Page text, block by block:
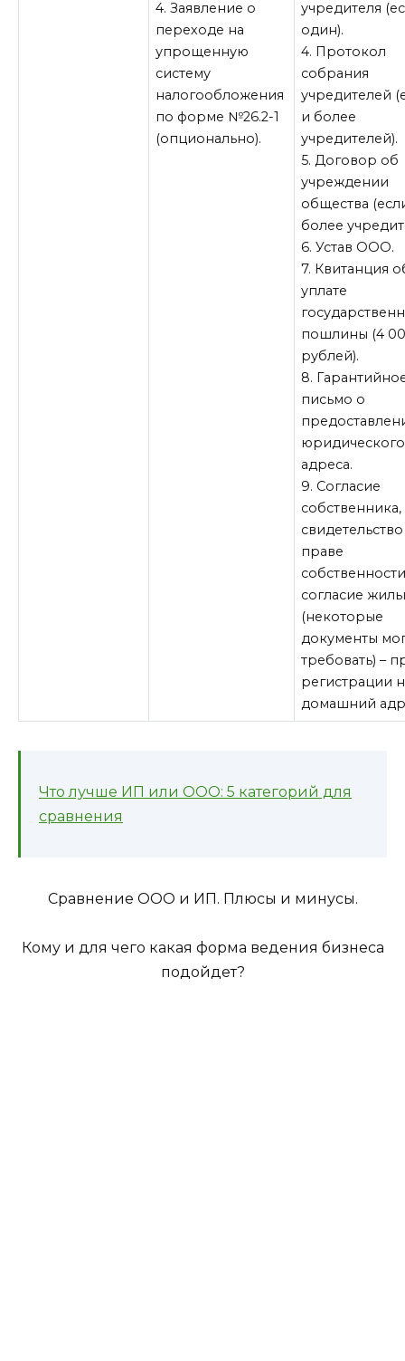
4. Заявление о
переходе на
упрощенную
систему
налогообложения
по форме №26.2-1
(опционально).
учредителя
один).
4. Протокол
собрания
учредителей
и более
учредителей).
5. Договор об
учреждении
общества
более
6. Устав ООО.
7. Квитанция
уплате
пошлины (4
рублей).
8.
письмо о
юридического
адреса.
9. Согласие
собственника,
праве
согласие
(некоторые
документы
требовать) –
регистрации
домашний
Что лучше ИП или ООО: 5 категорий для
сравнения
Сравнение ООО и ИП. Плюсы и минусы.
Кому и для чего какая форма ведения бизнеса
подойдет?